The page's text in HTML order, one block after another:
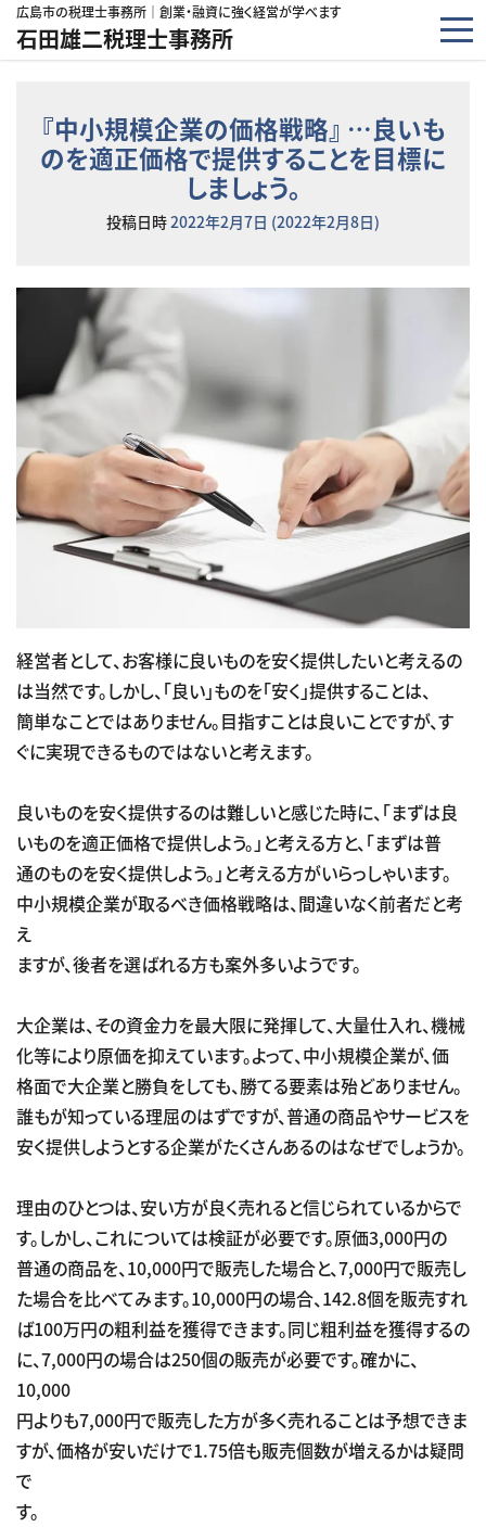
コンテンツへスキップ
広島市の税理士事務所｜創業・融資に強く経営が学べます
石田雄二税理士事務所
『中小規模企業の価格戦略』 …良いも
のを適正価格で提供することを目標に
しましょう。
投稿日時2022年2月7日 (2022年2月8日)
経営者として、お客様に良いものを安く提供したいと考えるの
は当然です。しかし、「良い」ものを「安く」提供することは、
簡単なことではありません。目指すことは良いことですが、す
ぐに実現できるものではないと考えます。
良いものを安く提供するのは難しいと感じた時に、「まずは良
いものを適正価格で提供しよう。」と考える方と、「まずは普
通のものを安く提供しよう。」と考える方がいらっしゃいます。
中小規模企業が取るべき価格戦略は、間違いなく前者だと考
え
ますが、後者を選ばれる方も案外多いようです。
大企業は、その資金力を最大限に発揮して、大量仕入れ、機械
化等により原価を抑えています。よって、中小規模企業が、価
格面で大企業と勝負をしても、勝てる要素は殆どありません。
誰もが知っている理屈のはずですが、普通の商品やサービスを
安く提供しようとする企業がたくさんあるのはなぜでしょうか。
理由のひとつは、安い方が良く売れると信じられているからで
す。しかし、これについては検証が必要です。原価3,000円の
普通の商品を、10,000円で販売した場合と、7,000円で販売し
た場合を比べてみます。10,000円の場合、142.8個を販売すれ
ば100万円の粗利益を獲得できます。同じ粗利益を獲得するの
に、7,000円の場合は250個の販売が必要です。確かに、
10,000
円よりも7,000円で販売した方が多く売れることは予想できま
すが、価格が安いだけで1.75倍も販売個数が増えるかは疑問
で
す。